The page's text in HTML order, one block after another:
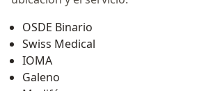
OSDE Binario
Swiss Medical
IOMA
Galeno